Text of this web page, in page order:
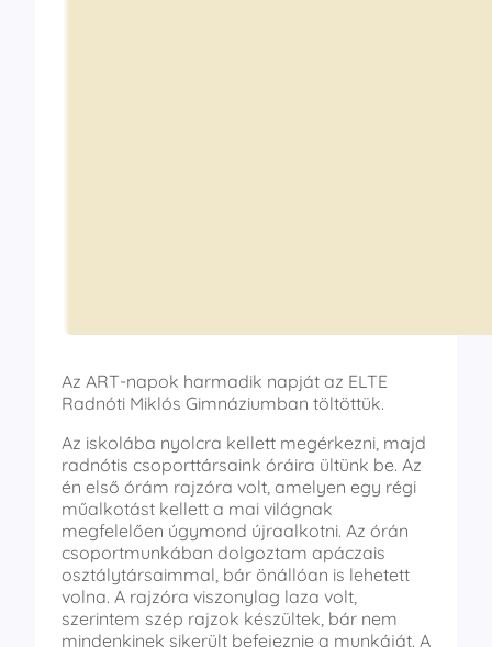
Az ART-napok harmadik napját az ELTE
Radnóti Miklós Gimnáziumban töltöttük.
Az iskolába nyolcra kellett megérkezni, majd
radnótis csoporttársaink óráira ültünk be. Az
én első órám rajzóra volt, amelyen egy régi
műalkotást kellett a mai világnak
megfelelően úgymond újraalkotni. Az órán
csoportmunkában dolgoztam apáczais
osztálytársaimmal, bár önállóan is lehetett
volna. A rajzóra viszonylag laza volt,
szerintem szép rajzok készültek, bár nem
mindenkinek sikerült befejeznie a munkáját. A